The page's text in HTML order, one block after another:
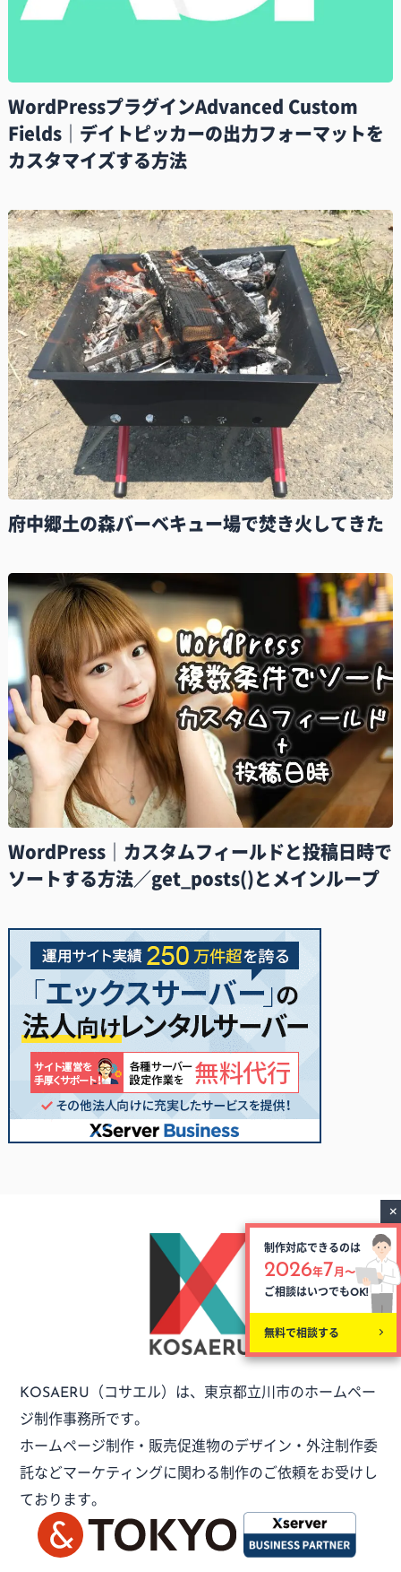
WordPressプラグインAdvanced Custom
Fields｜デイトピッカーの出力フォーマットを
カスタマイズする方法
府中郷土の森バーベキュー場で焚き火してきた
WordPress｜カスタムフィールドと投稿日時で
ソートする方法／get_posts()とメインループ
KOSAERU （コサエル）は、 東京都立川市のホームペー
ジ制作事務所です。
ホームページ制作・販売促進物のデザイン・外注制作委
託などマーケティングに関わる制作のご依頼をお受けし
ております。
制作対応できるのは
2026年7月〜
ご相談はいつでもOK!
無料で相談する